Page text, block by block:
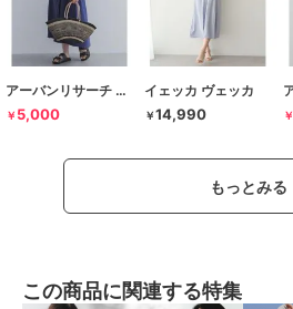
アーバンリサーチ ドアーズ
￥ 5,000
イェッカ ヴェッカ
￥14,990 ￥
もっとみる
この商品に関連する特集